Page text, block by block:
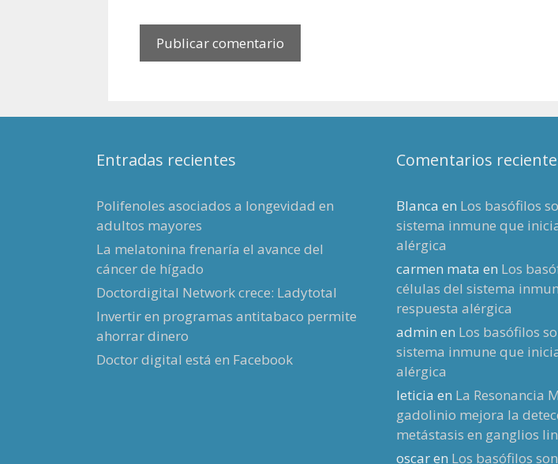
Entradas recientes
Polifenoles asociados a longevidad en
adultos mayores
La melatonina frenaría el avance del
cáncer de hígado
Doctordigital Network crece: Ladytotal
Invertir en programas antitabaco permite
ahorrar dinero
Doctor digital está en Facebook
Comentarios
Blanca en Los basófilos
sistema inmune que
alérgica
carmen mata en Los
células del sistema
respuesta alérgica
admin en Los basófilos
sistema inmune que
alérgica
leticia en La Resonancia
gadolinio mejora la
metástasis en ganglios
oscaren Los basófilos